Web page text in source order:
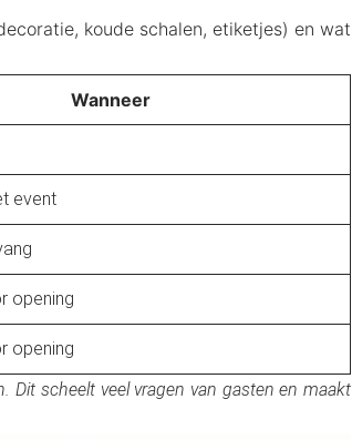
koude schalen, etiketjes) en wat
Wanneer
event
opening
opening
Dit scheelt veel vragen van gasten en maakt